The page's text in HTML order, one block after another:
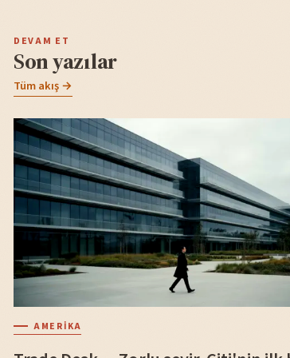
DEVAM ET
Son yazılar
Tüm akış →
AMERIKA